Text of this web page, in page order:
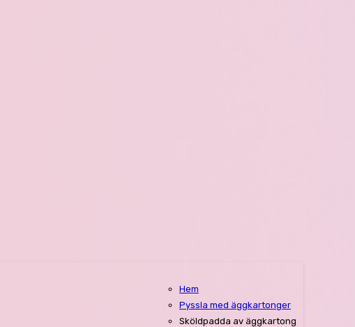
Hem
Pyssla med äggkartonger
Sköldpadda av äggkartong